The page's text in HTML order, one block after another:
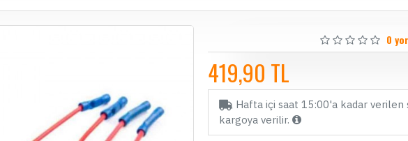
0
419,90 TL
Hafta içi saat 15:00'a kadar verilen
kargoya verilir.